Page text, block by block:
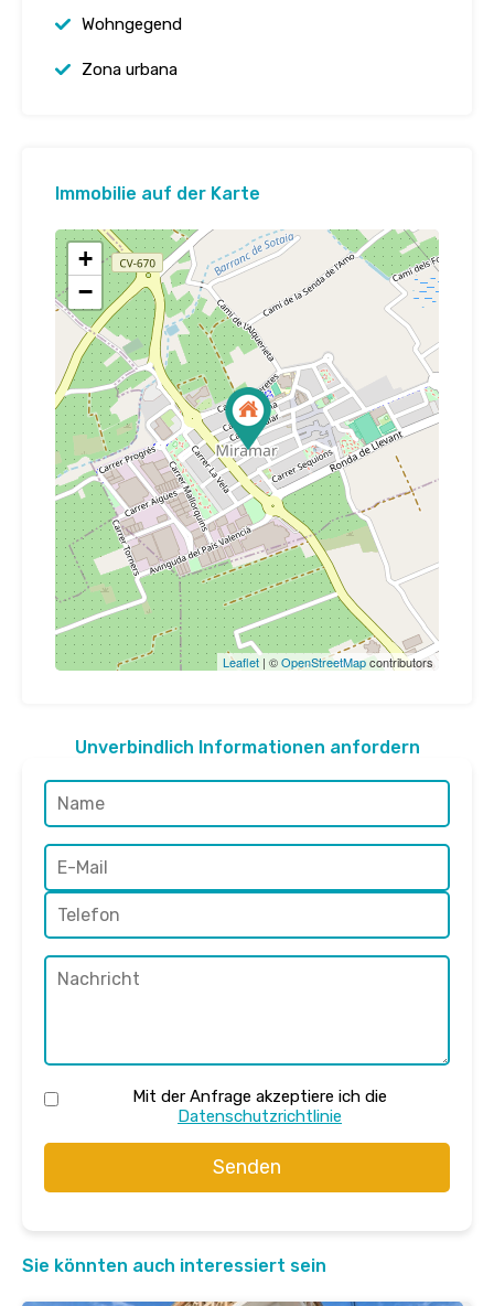
Wohngegend
Zona urbana
Immobilie auf der Karte
+
−
Leaflet| ©OpenStreetMapcontributors
Unverbindlich Informationen anfordern
Mit der Anfrage akzeptiere ich die
Datenschutzrichtlinie
Senden
Sie könnten auch interessiert sein